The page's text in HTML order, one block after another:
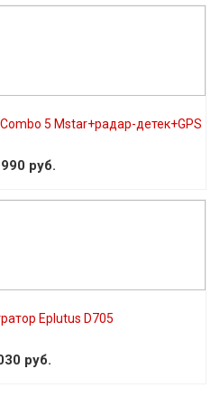
5 Mstar+радар-детек+GPS
руб.
Eplutus D705
руб.